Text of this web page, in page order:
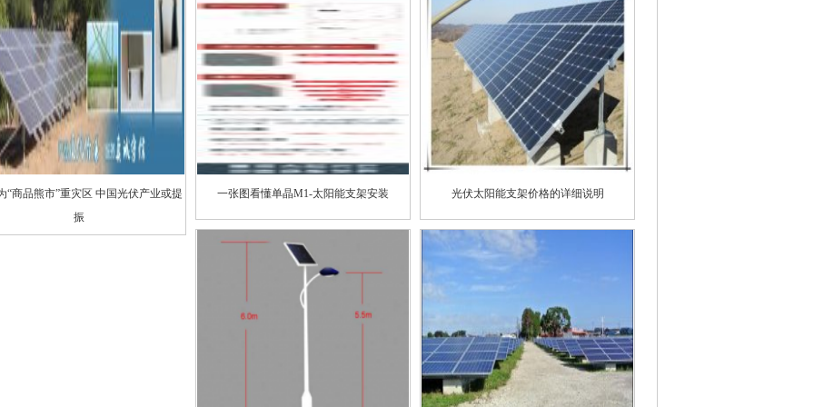
“商品熊市”重灾区 中国光伏产业或提
振
一张图看懂单晶M1-太阳能支架安装 光伏太阳能支架价格的详细说明